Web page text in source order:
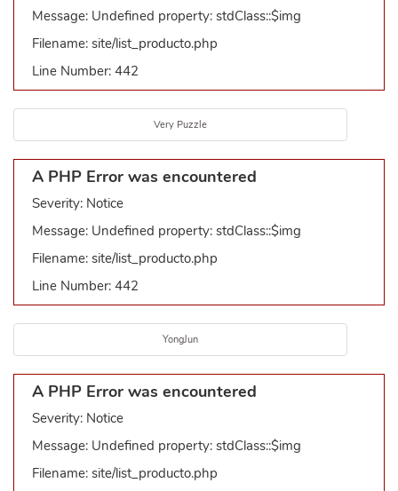
Message: Undefined property: stdClass::$img
Filename: site/list_producto.php
Line Number: 442
Very Puzzle
A PHP Error was encountered
Severity: Notice
Message: Undefined property: stdClass::$img
Filename: site/list_producto.php
Line Number: 442
YongJun
A PHP Error was encountered
Severity: Notice
Message: Undefined property: stdClass::$img
Filename: site/list_producto.php